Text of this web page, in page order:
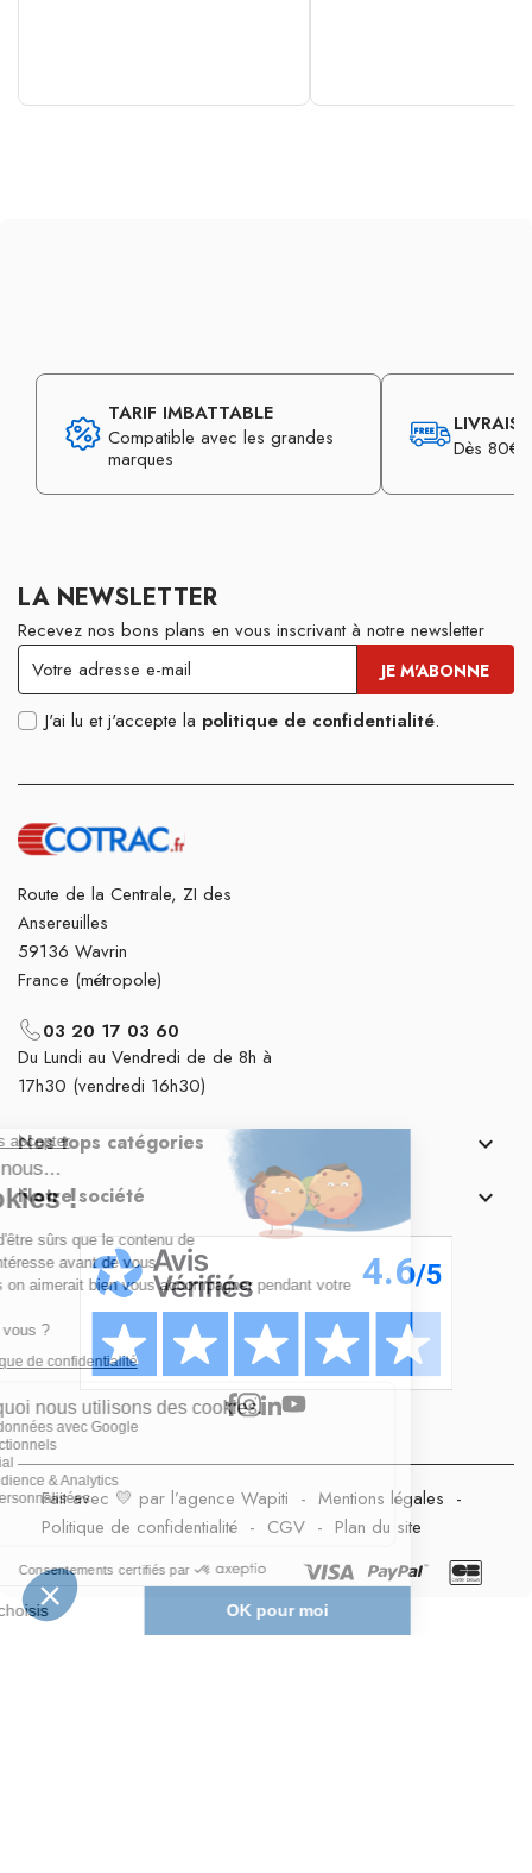
TARIF IMBATTABLE
Compatible avec les grandes
marques
Dès 80€
LA NEWSLETTER
Recevez nos bons plans en vous inscrivant à notre newsletter
J'ai lu et j'accepte la politique de confidentialité.
Route de la Centrale, ZI des
Ansereuilles
59136 Wavrin
France (métropole)
03 20 17 03 60
Du Lundi au Vendredi de de 8h à
17h30 (vendredi 16h30)
Nos tops catégories 
Notre société 
Fait avec 💛 par l’agence Wapiti - Mentions légales -
Politique de confidentialité - CGV - Plan du site